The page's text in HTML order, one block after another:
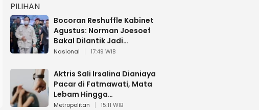
PILIHAN
Bocoran Reshuffle Kabinet
Agustus: Norman Joesoef
Bakal Dilantik Jadi
Wamenhan RI
Nasional 17:49 WIB
Aktris Sali Irsalina Dianiaya
Pacar di Fatmawati, Mata
Lebam Hingga
Diselamatkan Polantas
Metropolitan 15:11 WIB